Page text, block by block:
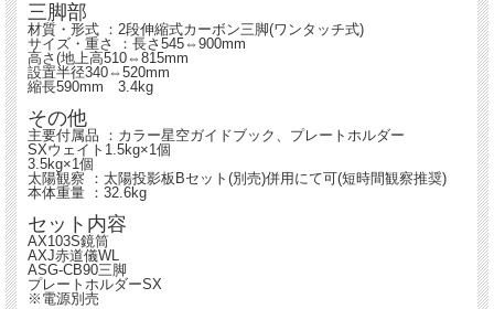
三脚部
材質・形式 ：2段伸縮式カーボン三脚(ワンタッチ式)
サイズ・重さ ：長さ545⇔900mm
高さ(地上高510⇔815mm
設置半径340⇔520mm
縮長590mm 3.4kg
その他
主要付属品 ：カラー星空ガイドブック、プレートホルダー
SXウェイト1.5kg×1個
3.5kg×1個
太陽観察 ：太陽投影板Bセット(別売)併用にて可(短時間観察推奨)
本体重量 ：32.6kg
セット内容
AX103S鏡筒
AXJ赤道儀WL
ASG-CB90三脚
プレートホルダーSX
※電源別売